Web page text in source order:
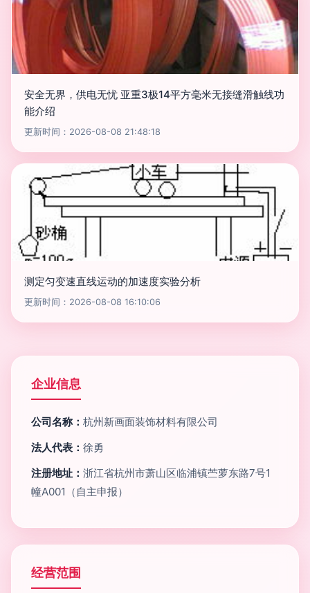
安全无界，供电无忧 亚重3极14平方毫米无接缝滑触线功
能介绍
更新时间：2026-08-08 21:48:18
测定匀变速直线运动的加速度实验分析
更新时间：2026-08-08 16:10:06
企业信息
公司名称： 杭州新画面装饰材料有限公司
法人代表： 徐勇
注册地址： 浙江省杭州市萧山区临浦镇苎萝东路7号1
幢A001（自主申报）
经营范围